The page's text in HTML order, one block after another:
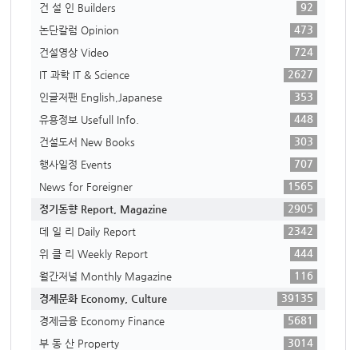
건 설 인 Builders
92
논단칼럼 Opinion
473
건설영상 Video
724
IT 과학 IT & Science
2627
인글저팬 English,Japanese
353
유용정보 Usefull Info.
448
건설도서 New Books
303
행사일정 Events
707
News for Foreigner
1565
정기동향 Report, Magazine
2905
데 일 리 Daily Report
2342
위 클 리 Weekly Report
444
월간저널 Monthly Magazine
116
경제문화 Economy, Culture
39135
경제금융 Economy Finance
5681
부 동 산 Property
3014